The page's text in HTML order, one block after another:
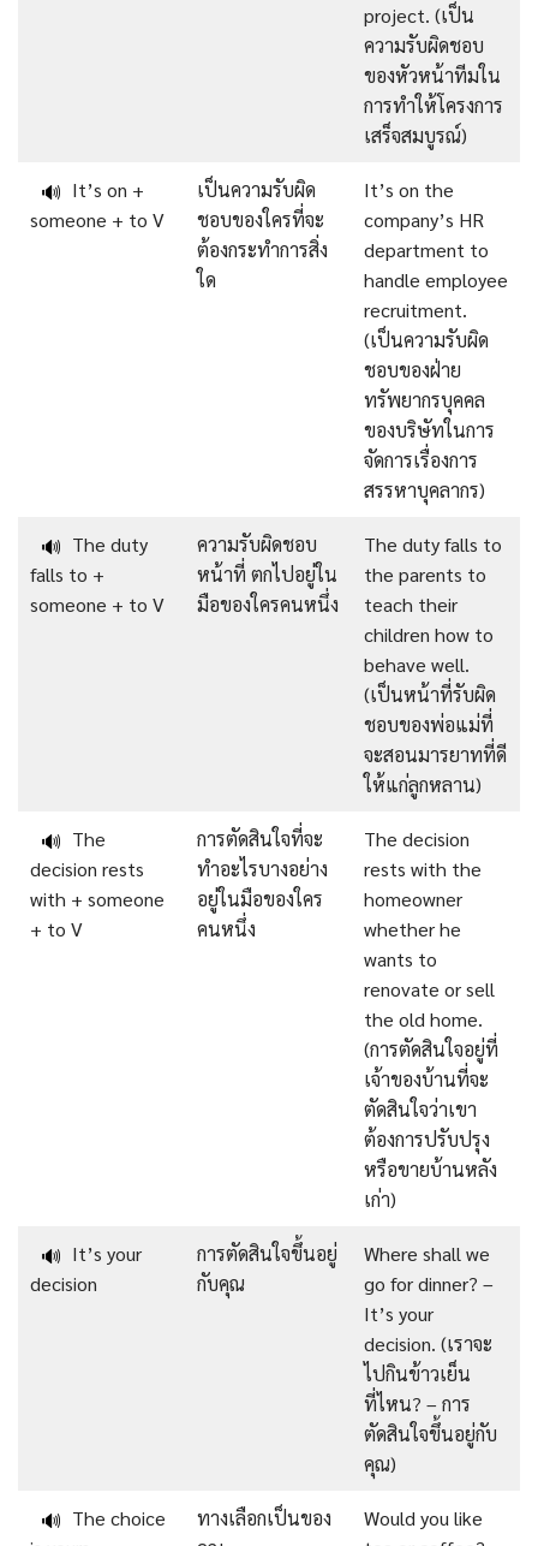
project. (เป็น
ความรับผิดชอบ
ของหัวหน้าทีมใน
การทำให้โครงการ
เสร็จสมบูรณ์)
🔊 It’s on +
someone + to V
เป็นความรับผิด
ชอบของใครที่จะ
ต้องกระทำการสิ่ง
ใด
It’s on the
company’s HR
department to
handle employee
recruitment.
(เป็นความรับผิด
ชอบของฝ่าย
ทรัพยากรบุคคล
ของบริษัทในการ
จัดการเรื่องการ
สรรหาบุคลากร)
🔊 The duty
falls to +
someone + to V
ความรับผิดชอบ
หน้าที่ ตกไปอยู่ใน
มือของใครคนหนึ่ง
The duty falls to
the parents to
teach their
children how to
behave well.
(เป็นหน้าที่รับผิด
ชอบของพ่อแม่ที่
จะสอนมารยาทที่ดี
ให้แก่ลูกหลาน)
🔊 The
decision rests
with + someone
+ to V
การตัดสินใจที่จะ
ทำอะไรบางอย่าง
อยู่ในมือของใคร
คนหนึ่ง
The decision
rests with the
homeowner
whether he
wants to
renovate or sell
the old home.
(การตัดสินใจอยู่ที่
เจ้าของบ้านที่จะ
ตัดสินใจว่าเขา
ต้องการปรับปรุง
หรือขายบ้านหลัง
เก่า)
🔊 It’s your
decision
การตัดสินใจขึ้นอยู่
กับคุณ
Where shall we
go for dinner? –
It’s your
decision. (เราจะ
ไปกินข้าวเย็น
ที่ไหน? – การ
ตัดสินใจขึ้นอยู่กับ
คุณ)
🔊 The choice
ทางเลือกเป็นของ
Would you like